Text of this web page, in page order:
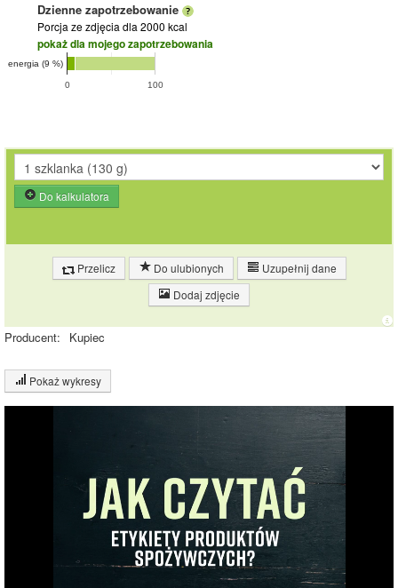
Dzienne zapotrzebowanie
Porcja ze zdjęcia dla 2000 kcal
pokaż dla mojego zapotrzebowania
0 100
energia (9 %)
Do kalkulatora
Przelicz Do ulubionych
Uzupełnij dane
Dodaj zdjęcie
Producent: Kupiec
Pokaż wykresy
Wykres składu produktu
Pozostałe (66%)
27.7%